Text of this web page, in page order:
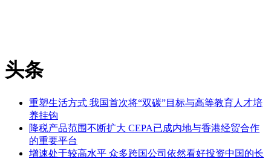
头条
重塑生活方式 我国首次将“双碳”目标与高等教育人才培
养挂钩
降税产品范围不断扩大 CEPA已成内地与香港经贸合作
的重要平台
增速处于较高水平 众多跨国公司依然看好投资中国的长